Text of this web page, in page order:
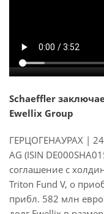
Schaeffler
Ewellix Group
ГЕРЦОГЕНАУРАХ | 24
AG (ISIN
соглашение с
Triton Fund V, о
прибл. 582 млн